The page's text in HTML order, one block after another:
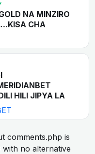
NA MINZIRO
CHA
HILI JIPYA LA
comments.php is
with no alternative